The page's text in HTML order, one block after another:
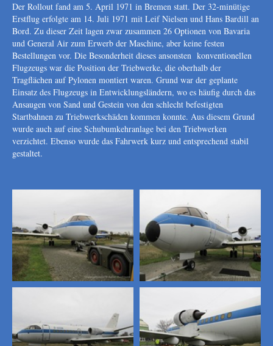
Der Rollout fand am 5. April 1971 in Bremen statt. Der 32-minütige
Erstflug erfolgte am 14. Juli 1971 mit Leif Nielsen und Hans Bardill an
Bord. Zu dieser Zeit lagen zwar zusammen 26 Optionen von Bavaria
und General Air zum Erwerb der Maschine, aber keine festen
Bestellungen vor. Die Besonderheit dieses ansonsten konventionellen
Flugzeugs war die Position der Triebwerke, die oberhalb der
Tragflächen auf Pylonen montiert waren. Grund war der geplante
Einsatz des Flugzeugs in Entwicklungsländern, wo es häufig durch das
Ansaugen von Sand und Gestein von den schlecht befestigten
Startbahnen zu Triebwerkschäden kommen konnte. Aus diesem Grund
wurde auch auf eine Schubumkehranlage bei den Triebwerken
verzichtet. Ebenso wurde das Fahrwerk kurz und entsprechend stabil
gestaltet.